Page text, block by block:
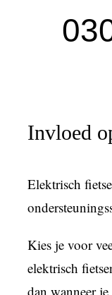
Invloed
Elektrisch
Kies je voor
elektrisch
dan wanneer